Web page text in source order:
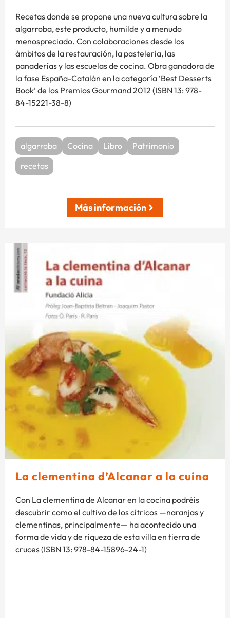
Recetas donde se propone una nueva cultura sobre la
algarroba, este producto, humilde y a menudo
menospreciado. Con colaboraciones desde los
ámbitos de la restauración, la pastelería, las
panaderías y las escuelas de cocina. Obra ganadora de
la fase España-Catalán en la categoría ‘Best Desserts
Book’ de los Premios Gourmand 2012 (ISBN 13: 978-
84-15221-38-8)
algarroba Cocina Libro
Patrimonio
recetas
Más información
La clementina d’Alcanar a la cuina
Con La clementina de Alcanar en la cocina podréis
descubrir como el cultivo de los cítricos —naranjas y
clementinas, principalmente— ha acontecido una
forma de vida y de riqueza de esta villa en tierra de
cruces (ISBN 13: 978-84-15896-24-1)